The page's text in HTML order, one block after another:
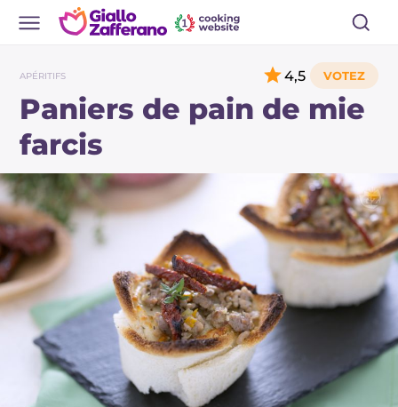
APÉRITIFS
Paniers de pain de mie
farcis
4,5